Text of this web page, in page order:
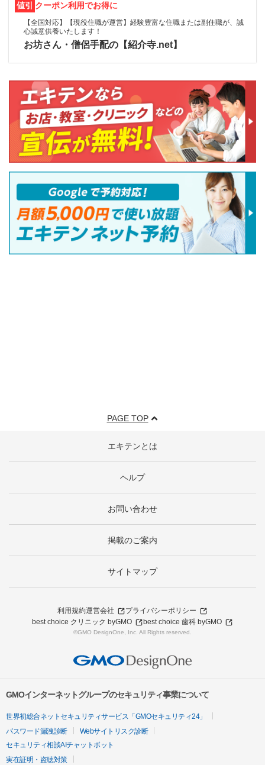
値引 クーポン利用でお得に
【全国対応】【現役住職が運営】経験豊富な住職または副住職が、誠
心誠意供養いたします！
お坊さん・僧侶手配の【紹介寺.net】
PAGE TOP
エキテンとは
ヘルプ
お問い合わせ
掲載のご案内
サイトマップ
利用規約運営会社
プライバシーポリシー
best choice クリニック byGMO
best choice 歯科 byGMO
©GMO DesignOne, Inc. All Rights reserved.
GMOインターネットグループのセキュリティ事業について
世界初総合ネットセキュリティサービス「GMOセキュリティ24」
パスワード漏洩診断
Webサイトリスク診断
セキュリティ相談AIチャットボット
実在証明・盗聴対策